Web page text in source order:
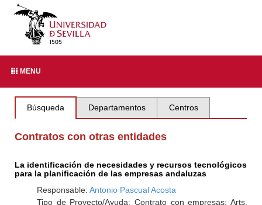
MENU
Búsqueda Departamentos Centros
Contratos con otras entidades
La identificación de necesidades y recursos tecnológicos
para la planificación de las empresas andaluzas
Responsable: Antonio Pascual Acosta
Tipo de Proyecto/Ayuda: Contrato con empresas: Arts.